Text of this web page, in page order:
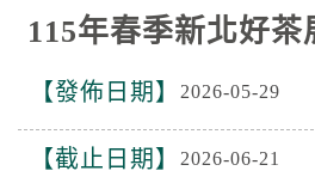
115年春季新北好茶
發佈日期 2026-05-29
截止日期 2026-06-21